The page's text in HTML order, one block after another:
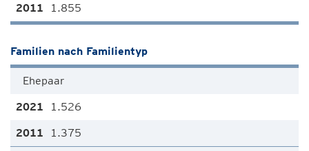
1.855
Familien nach Familientyp
Ehepaar
1.526
1.375